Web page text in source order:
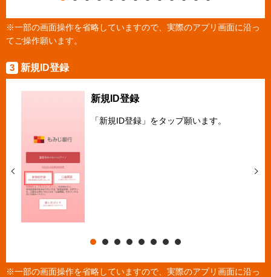
※一部の画面操作を省略していますので、実際のアプリ画面に沿っ
てご操作願います。
3 新規ID登録
新規ID登録
「新規ID登録」をタップ願います。
※一部の画面操作を省略していますので、実際のアプリ画面に沿っ